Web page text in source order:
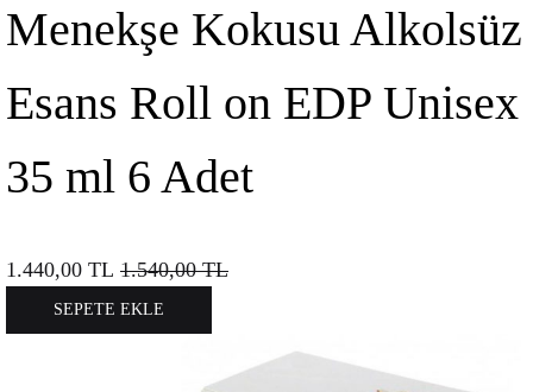
Menekşe Kokusu Alkolsüz
Esans Roll on EDP Unisex
35 ml 6 Adet
1.440,00 TL 1.540,00TL
SEPETE EKLE